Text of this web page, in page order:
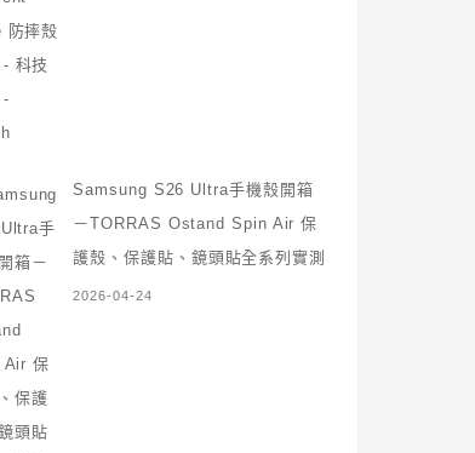
Samsung S26 Ultra手機殼開箱
－TORRAS Ostand Spin Air 保
護殼、保護貼、鏡頭貼全系列實測
2026-04-24